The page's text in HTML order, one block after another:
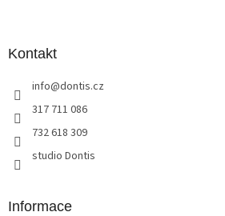
Kontakt
info@dontis.cz
317 711 086
732 618 309
studio Dontis
Informace